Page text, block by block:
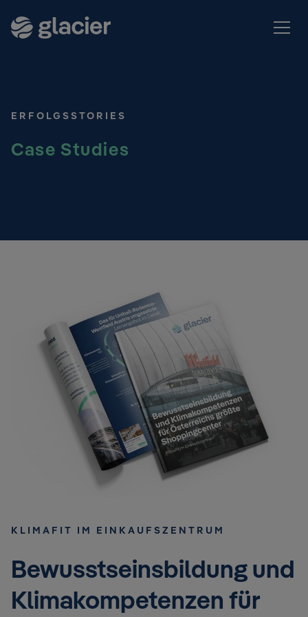
ERFOLGSSTORIES
Case Studies
KLIMAFIT IM EINKAUFSZENTRUM
Bewusstseinsbildung und
Klimakompetenzen für